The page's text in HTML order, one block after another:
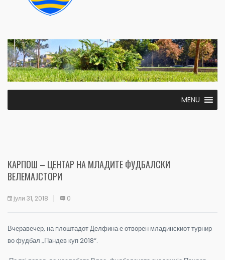
MENU
КАРПОШ – ЦЕНТАР НА МЛАДИТЕ ФУДБАЛСКИ
ВЕЛЕМАЈСТОРИ
јули 31, 2018 0
Вчеравечер, на плоштадот Делфина е отворен младинскиот турнир
во фудбал „Пандев куп 2018“.